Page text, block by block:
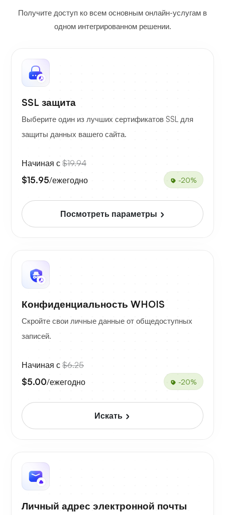
Получите доступ ко всем основным онлайн-услугам в
одном интегрированном решении.
SSL защита
Выберите один из лучших сертификатов SSL для
защиты данных вашего сайта.
Начиная с $19.94
$15.95/ежегодно -20%
Посмотреть параметры
Конфиденциальность WHOIS
Скройте свои личные данные от общедоступных
записей.
Начиная с $6.25
$5.00/ежегодно -20%
Искать
Личный адрес электронной почты